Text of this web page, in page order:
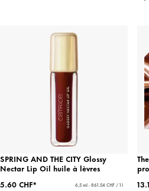
SPRING AND THE CITY Glossy
Nectar Lip Oil huile à lèvres
5.60 CHF*
6,5 ml - 861.54 CHF / 1 l